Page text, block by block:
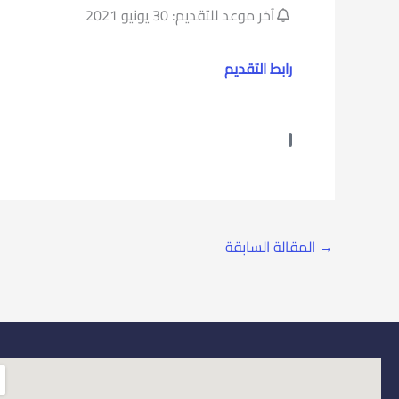
آخر موعد للتقديم: 30 يونيو 2021
رابط التقديم
→ المقالة السابقة